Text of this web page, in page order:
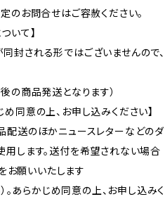
のお問合せはご容赦ください。
いて】
封される形ではございませんので、
の商品発送となります）
同意の上、お申し込みください】
配送のほかニュースレターなどのダ
用します。送付を希望されない場合
お願いいたします
）。あらかじめ同意の上、お申し込みく